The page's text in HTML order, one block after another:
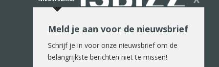
De reiswereld in woord en beeld
Meld je aan voor de nieuwsbrief
Schrijf je in voor onze nieuwsbrief om de
belangrijkste berichten niet te missen!